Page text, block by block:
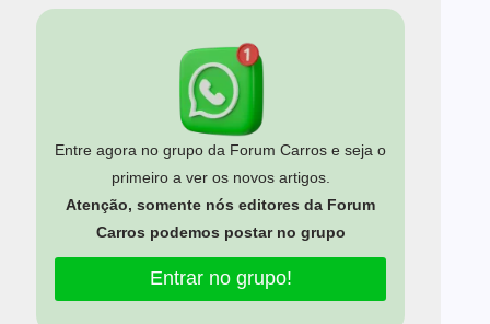
Entre agora no grupo da Forum Carros e seja o
primeiro a ver os novos artigos.
Atenção, somente nós editores da Forum
Carros podemos postar no grupo
Entrar no grupo!